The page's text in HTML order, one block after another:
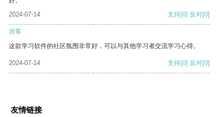
2024-07-14
支持[0] 反对[0]
游客
这款学习软件的社区氛围非常好，可以与其他学习者交流学习心得。
2024-07-14 支持[0] 反对[0]
友情链接